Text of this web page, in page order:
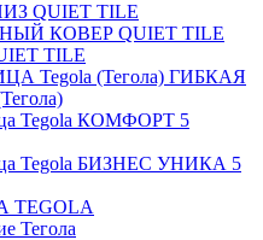
QUIET TILE
КОВЕР QUIET TILE
TILE
ГИБКАЯ
Tegola КОМФОРТ 5
Tegola БИЗНЕС УНИКА 5
Тегола